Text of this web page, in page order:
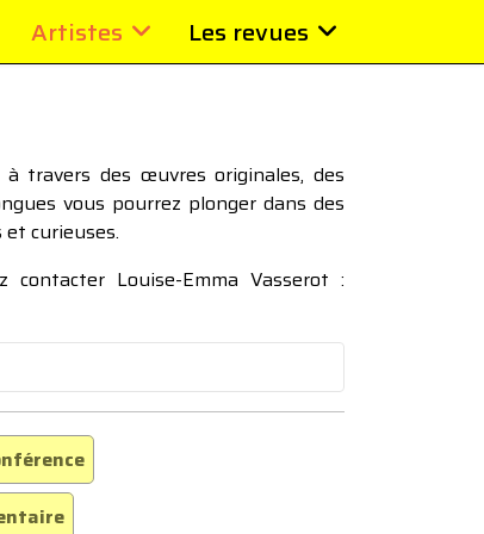
Artistes Les revues
travers des œuvres originales, des
vous pourrez plonger dans des
curieuses.
Louise-Emma Vasserot :